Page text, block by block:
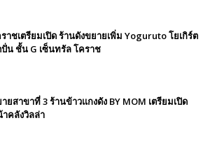
าชเตรียมเปิด ร้านดังขยายเพิ่ม Yoguruto โยเกิร์ต
น ชั้น G เซ็นทรัล โคราช
ยสาขาที่ 3 ร้านข้าวแกงดัง BY MOM เตรียมเปิด
คลังวิลล่า